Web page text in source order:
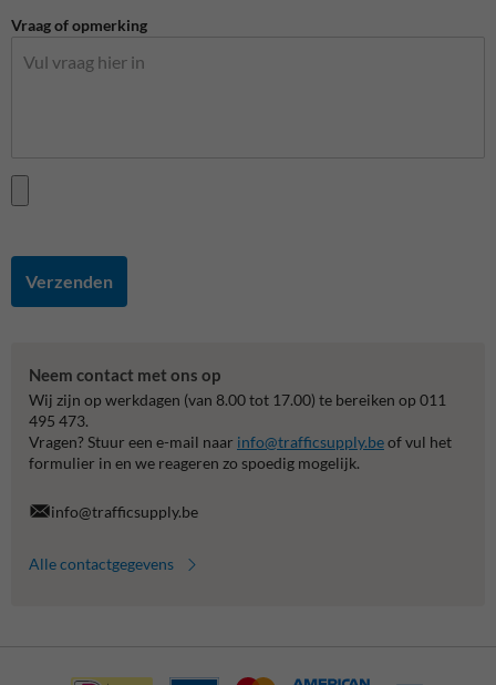
Vraag of opmerking
Verzenden
Neem contact met ons op
Wij zijn op werkdagen (van 8.00 tot 17.00) te bereiken op 011
495 473.
Vragen? Stuur een e-mail naar info@trafficsupply.beof vul het
formulier in en we reageren zo spoedig mogelijk.
info@trafficsupply.be
Alle contactgegevens